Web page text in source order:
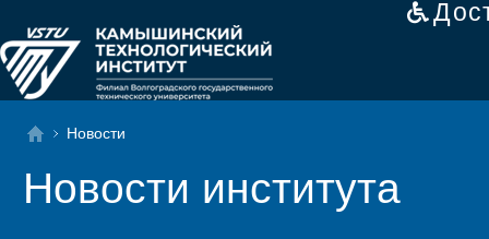
Новости
Новости института